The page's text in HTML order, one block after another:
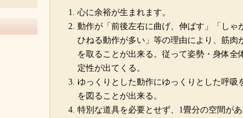
心に余裕が生まれます。
動作が「前後左右に曲げ、伸ばす」「しゃ
ひねる動作が多い」等の理由により、筋肉
を取ることが出来る。従って姿勢・身体全
定性が出てくる。
ゆっくりとした動作にゆっくりとした呼吸
を図ることが出来る。
特別な道具を必要とせず、1畳分の空間が